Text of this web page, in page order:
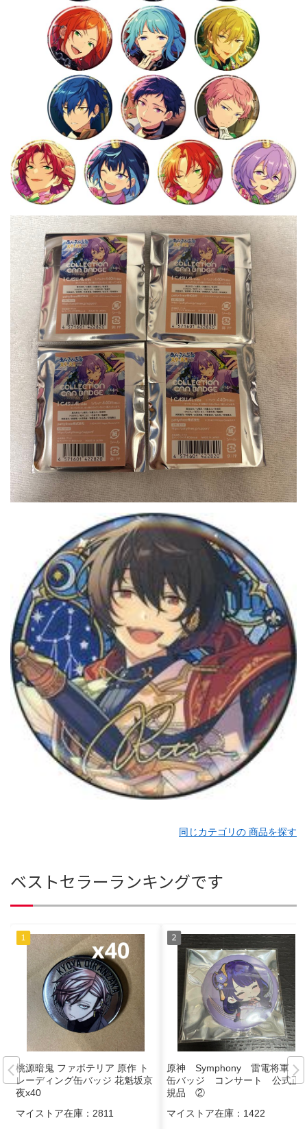
同じカテゴリの 商品を探す
ベストセラーランキングです
桃源暗鬼 ファボテリア 原作 ト
レーディング缶バッジ 花魁坂京
夜x40
マイストア在庫： 2811
原神 Symphony 雷電将軍
缶バッジ コンサート 公式正
規品 ②
マイストア在庫： 1422